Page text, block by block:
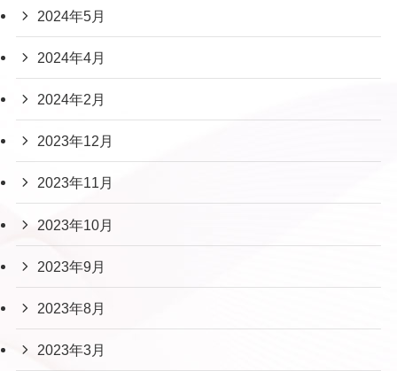
2024年5月
2024年4月
2024年2月
2023年12月
2023年11月
2023年10月
2023年9月
2023年8月
2023年3月